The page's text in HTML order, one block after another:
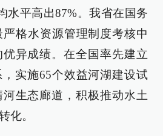
水平高出87%。我省在国务
严格水资源管理制度考核中
异成绩。在全国率先建立
实施65个效益河湖建设试
生态廊道，积极推动水土
化。